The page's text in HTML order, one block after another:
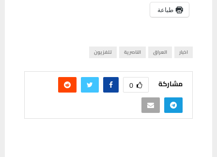
طباعة
اخبار العراق الناصرية تلفزيون
مشاركة 0